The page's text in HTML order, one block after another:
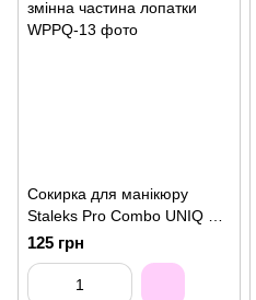
Сокирка для манікюру
Staleks Pro Combo UNIQ 13
змінна частина лопатки
125 грн